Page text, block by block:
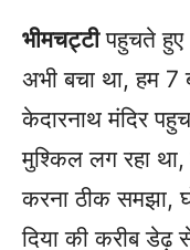
भीमचट्टीपहुचते हुए
अभी बचा था, हम 7
केदारनाथ मंदिर
मुश्किल लग रहा
करना ठीक समझा,
दिया की करीब डेढ़